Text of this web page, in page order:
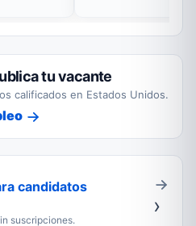
tu vacante
calificados en Estados Unidos.
candidatos
suscripciones.